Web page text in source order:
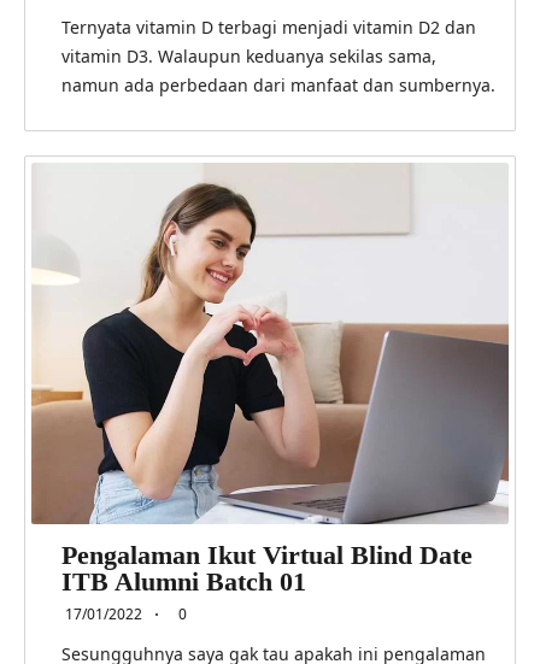
Ternyata vitamin D terbagi menjadi vitamin D2 dan
vitamin D3. Walaupun keduanya sekilas sama,
namun ada perbedaan dari manfaat dan sumbernya.
Pengalaman Ikut Virtual Blind Date
ITB Alumni Batch 01
17/01/2022 0
Sesungguhnya saya gak tau apakah ini pengalaman